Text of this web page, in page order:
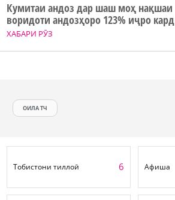
ХАБАРИ РӮЗ
Кумитаи андоз дар шаш моҳ нақшаи
воридоти андозҳоро 123% иҷро кард
ОИЛА ТЧ
Тобистони тиллоӣ 6 Афиша